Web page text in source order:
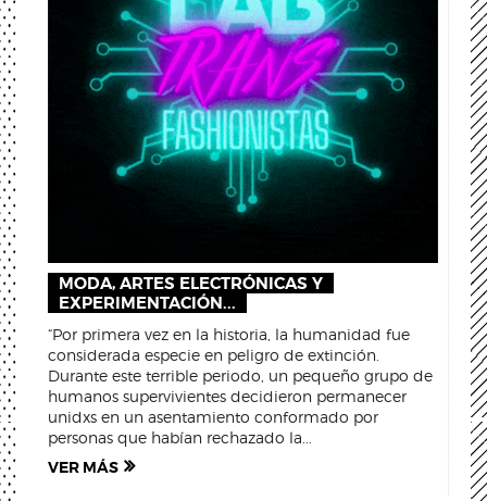
MODA, ARTES ELECTRÓNICAS Y
EXPERIMENTACIÓN...
“Por primera vez en la historia, la humanidad fue
considerada especie en peligro de extinción.
Durante este terrible periodo, un pequeño grupo de
humanos supervivientes decidieron permanecer
unidxs en un asentamiento conformado por
personas que habían rechazado la...
VER MÁS